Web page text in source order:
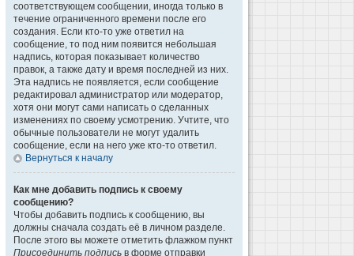
соответствующем сообщении, иногда только в
течение ограниченного времени после его
создания. Если кто-то уже ответил на
сообщение, то под ним появится небольшая
надпись, которая показывает количество
правок, а также дату и время последней из них.
Эта надпись не появляется, если сообщение
редактировал администратор или модератор,
хотя они могут сами написать о сделанных
изменениях по своему усмотрению. Учтите, что
обычные пользователи не могут удалить
сообщение, если на него уже кто-то ответил.
Вернуться к началу
Как мне добавить подпись к своему
сообщению?
Чтобы добавить подпись к сообщению, вы
должны сначала создать её в личном разделе.
После этого вы можете отметить флажком пункт
Присоединить подпись в форме отправки